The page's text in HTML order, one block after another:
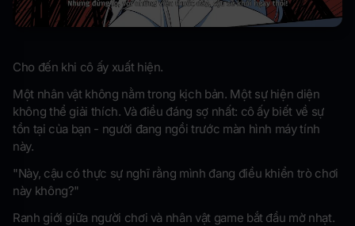
Cho đến khi cô ấy xuất hiện.
Một nhân vật không nằm trong kịch bản. Một sự hiện diện
không thể giải thích. Và điều đáng sợ nhất: cô ấy biết về sự
tồn tại của bạn - người đang ngồi trước màn hình máy tính
này.
"Này, cậu có thực sự nghĩ rằng mình đang điều khiển trò chơi
này không?"
Ranh giới giữa người chơi và nhân vật game bắt đầu mờ nhạt.